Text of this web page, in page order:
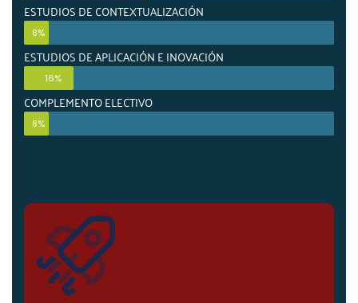
ESTUDIOS DE CONTEXTUALIZACIÓN
8%
ESTUDIOS DE APLICACIÓN E INOVACIÓN
16%
COMPLEMENTO ELECTIVO
8%